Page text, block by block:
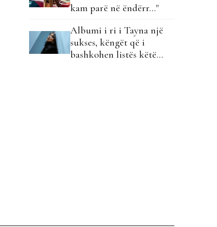
kam parë në ëndërr…"
Albumi i ri i Tayna një
sukses, këngët që i
bashkohen listës këtë